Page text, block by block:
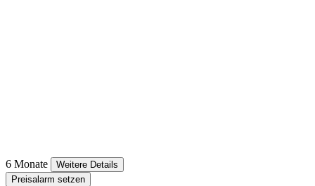
6 Monate
Weitere Details
Preisalarm setzen